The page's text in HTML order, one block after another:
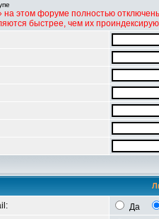
этом форуме полностью
быстрее, чем их
Да